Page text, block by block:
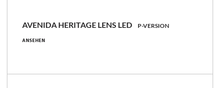
AVENIDA HERITAGE LENS LED P-VERSION
ANSEHEN
6.8 - 54 [W]
97 - 164 [lm/W]